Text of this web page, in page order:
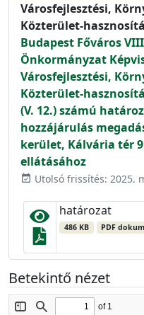
Városfejlesztési,
Közterület-
Budapest Főváros
Önkormányzat
Városfejlesztési,
Közterület-
(V. 12.) számú
hozzájárulás
kerület, Kálvária tér
ellátásához
event_available Utolsó frissítés: 2025.
határozat
486 KB PDF
Betekintő nézet